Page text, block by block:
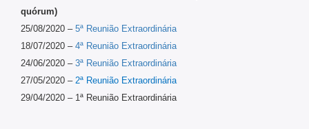
quórum)
25/08/2020 – 5ª Reunião Extraordinária
18/07/2020 – 4ª Reunião Extraordinária
24/06/2020 –3ª Reunião Extraordinária
27/05/2020 – 2ª Reunião Extraordinária
29/04/2020 – 1ª Reunião Extraordinária